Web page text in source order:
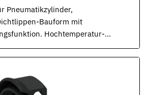
Pneumatikzylinder,
Bauform mit
Hochtemperatur-